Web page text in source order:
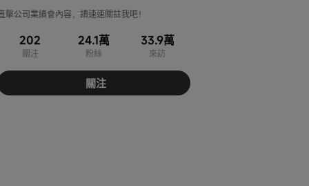
擊公司業績會內容，請速速關註我吧！
202
關注
24.1萬
粉絲
33.9萬
來訪
關注